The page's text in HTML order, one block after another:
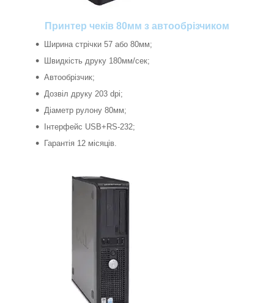
Принтер чеків 80мм з автообрізчиком
Ширина стрічки 57 або 80мм;
Швидкість друку 180мм/сек;
Автообрізчик;
Дозвіл друку 203 dpi;
Діаметр рулону 80мм;
Інтерфейс USB+RS-232;
Гарантія 12 місяців.